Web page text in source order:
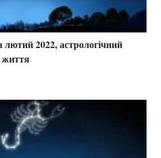
лютий 2022, астрологічний
життя